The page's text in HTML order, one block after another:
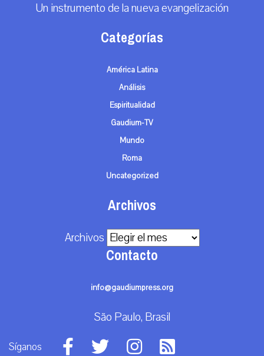
Un instrumento de la nueva evangelización
Categorías
América Latina
Análisis
Espiritualidad
Gaudium-TV
Mundo
Roma
Uncategorized
Archivos
Archivos
Contacto
info@gaudiumpress.org
São Paulo, Brasil
Síganos